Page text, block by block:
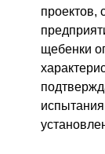
щебенки